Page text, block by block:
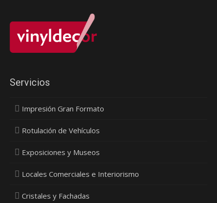
Servicios
Impresión Gran Formato
Rotulación de Vehículos
Exposiciones y Museos
Locales Comerciales e Interiorismo
Cristales y Fachadas